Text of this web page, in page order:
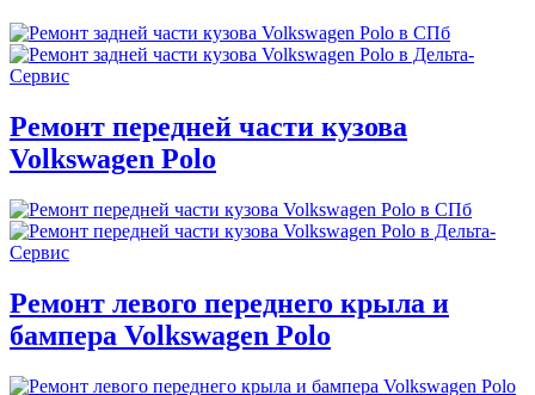
Ремонт передней части кузова
Volkswagen Polo
Ремонт левого переднего крыла и
бампера Volkswagen Polo